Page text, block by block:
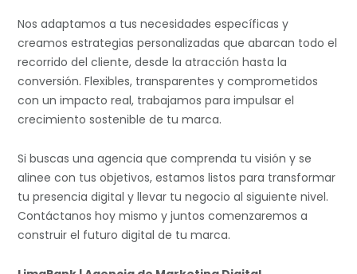
Nos adaptamos a tus necesidades específicas y
creamos estrategias personalizadas que abarcan todo el
recorrido del cliente, desde la atracción hasta la
conversión. Flexibles, transparentes y comprometidos
con un impacto real, trabajamos para impulsar el
crecimiento sostenible de tu marca.
Si buscas una agencia que comprenda tu visión y se
alinee con tus objetivos, estamos listos para transformar
tu presencia digital y llevar tu negocio al siguiente nivel.
Contáctanos hoy mismo y juntos comenzaremos a
construir el futuro digital de tu marca.